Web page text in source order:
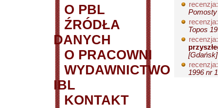
O PBL
ŹRÓDŁA
DANYCH
O PRACOWNI
WYDAWNICTWO
IBL
KONTAKT
recenzja:
Pomosty
recenzja:
Topos
recenzja:
recenzja:
1996 nr